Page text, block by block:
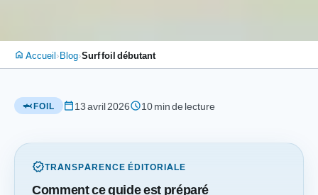
home Accueil›Blog›Surf foil débutant
🦈 FOIL calendar_today13 avril 2026schedule10 min de lecture
verifiedTRANSPARENCE ÉDITORIALE
Comment ce guide est préparé